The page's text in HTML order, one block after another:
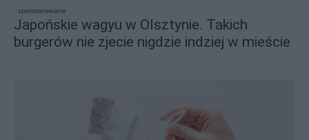
sponsorowane
Japońskie wagyu w Olsztynie. Takich
burgerów nie zjecie nigdzie indziej w mieście